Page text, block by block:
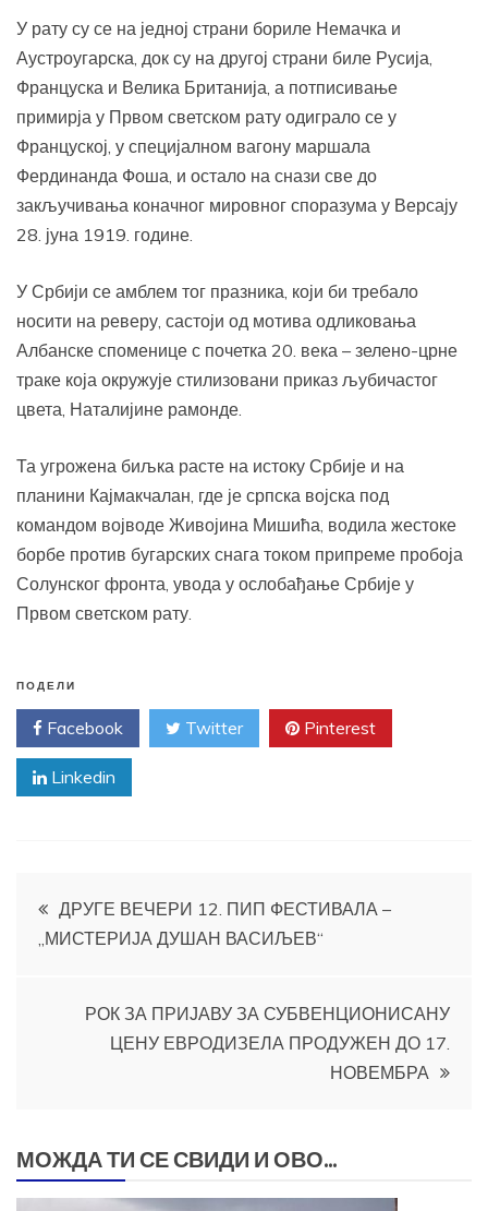
У рату су се на једној страни бориле Немачка и
Аустроугарска, док су на другој страни биле Русија,
Француска и Велика Британија, а потписивање
примирја у Првом светском рату одиграло се у
Француској, у специјалном вагону маршала
Фердинанда Фоша, и остало на снази све до
закључивања коначног мировног споразума у Версају
28. јуна 1919. године.
У Србији се амблем тог празника, који би требало
носити на реверу, састоји од мотива одликовања
Албанске споменице с почетка 20. века – зелено-црне
траке која окружује стилизовани приказ љубичастог
цвета, Наталијине рамонде.
Та угрожена биљка расте на истоку Србије и на
планини Кајмакчалан, где је српска војска под
командом војводе Живојина Мишића, водила жестоке
борбе против бугарских снага током припреме пробоја
Солунског фронта, увода у ослобађање Србије у
Првом светском рату.
ПОДЕЛИ
Facebook Twitter Pinterest
Linkedin
Кретање
чланка
ДРУГЕ ВЕЧЕРИ 12. ПИП ФЕСТИВАЛА –
„МИСТЕРИЈА ДУШАН ВАСИЉЕВ“
РОК ЗА ПРИЈАВУ ЗА СУБВЕНЦИОНИСАНУ
ЦЕНУ ЕВРОДИЗЕЛА ПРОДУЖЕН ДО 17.
НОВЕМБРА
МОЖДА ТИ СЕ СВИДИ И ОВО...